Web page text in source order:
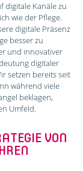
digitale Kanäle zu
wie der Pflege.
digitale Präsenz
besser zu
und innovativer
digitaler
setzen bereits seit
während viele
beklagen,
Umfeld.
VON